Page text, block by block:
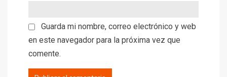
Guarda mi nombre, correo electrónico y web
en este navegador para la próxima vez que
comente.